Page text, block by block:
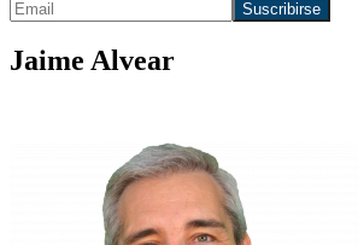
Jaime Alvear